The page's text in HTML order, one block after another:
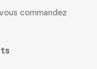
commandez